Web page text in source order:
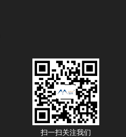
扫一扫关注我们